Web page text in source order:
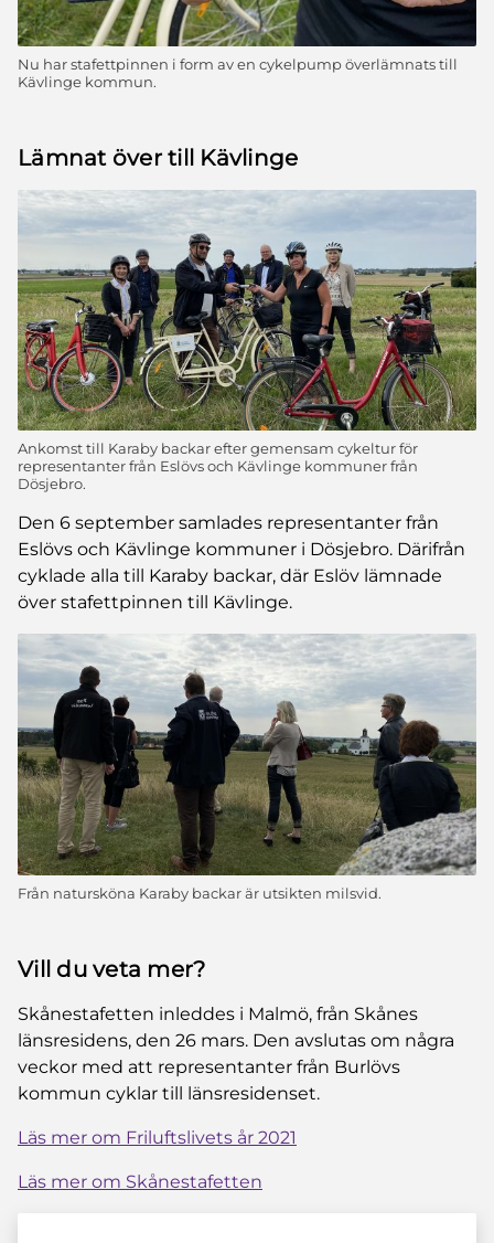
Nu har stafettpinnen i form av en cykelpump överlämnats till
Kävlinge kommun.
Lämnat över till Kävlinge
Ankomst till Karaby backar efter gemensam cykeltur för
representanter från Eslövs och Kävlinge kommuner från
Dösjebro.
Den 6 september samlades representanter från
Eslövs och Kävlinge kommuner i Dösjebro. Därifrån
cyklade alla till Karaby backar, där Eslöv lämnade
över stafettpinnen till Kävlinge.
Från natursköna Karaby backar är utsikten milsvid.
Vill du veta mer?
Skånestafetten inleddes i Malmö, från Skånes
länsresidens, den 26 mars. Den avslutas om några
veckor med att representanter från Burlövs
kommun cyklar till länsresidenset.
Läs mer om Friluftslivets år 2021
Läs mer om Skånestafetten